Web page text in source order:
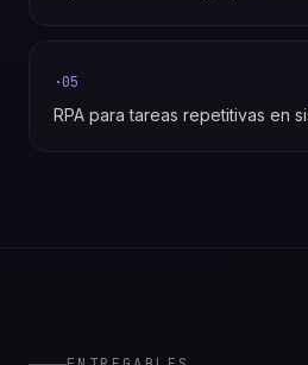
·05
RPA para tareas repetitivas en